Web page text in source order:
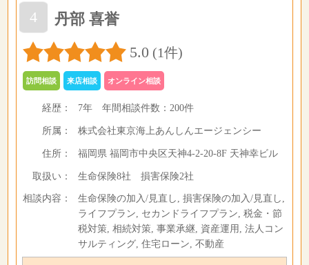
4
丹部 喜誉
5.0 (1件)
訪問相談 来店相談 オンライン相談
経歴： 7年年間相談件数： 200件
所属： 株式会社東京海上あんしんエージェンシー
住所： 福岡県 福岡市中央区天神4-2-20-8F 天神幸ビル
取扱い： 生命保険8社 損害保険2社
相談内容：
生命保険の加入/見直し, 損害保険の加入/見直し,
ライフプラン, セカンドライフプラン, 税金・節
税対策, 相続対策, 事業承継, 資産運用, 法人コン
サルティング, 住宅ローン, 不動産